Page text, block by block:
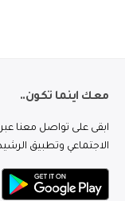
معك اينما تكون..
ابقى على تواصل معنا
الاجتماعي وتطبيق